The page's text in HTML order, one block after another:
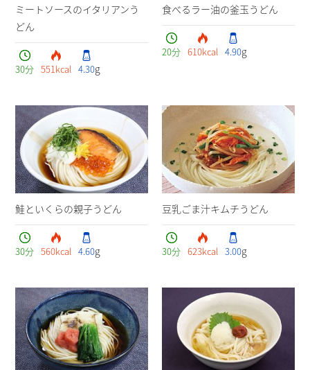
ミートソースのイタリアンう
どん
30分 551kcal 4.30g
食べるラー油の釜玉うどん
20分 610kcal 4.90g
鮭といくらの親子うどん
30分 560kcal 4.60g
豆乳ごま汁キムチうどん
30分 623kcal 3.00g